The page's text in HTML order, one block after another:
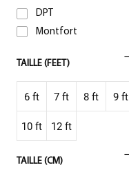
DPT
Montfort
TAILLE (FEET)
10 ft 12 ft
6 ft 7 ft 8 ft 9 ft
TAILLE (CM)